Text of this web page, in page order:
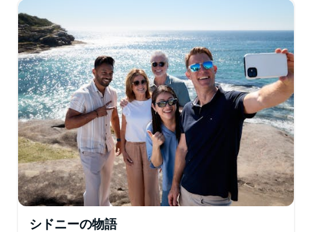
のように貢献したか、そして度重なる移民の波が、今日
の活気に満ちた多文化都市シドニーをどのように作り上
げたかを学びましょう。
この没入型体験は、歴史、文化、食、そして壮大な港の
景色を融合させた、シドニーを知るための完璧な入門編
です。忘れられない旅となるでしょう。
シドニーの物語